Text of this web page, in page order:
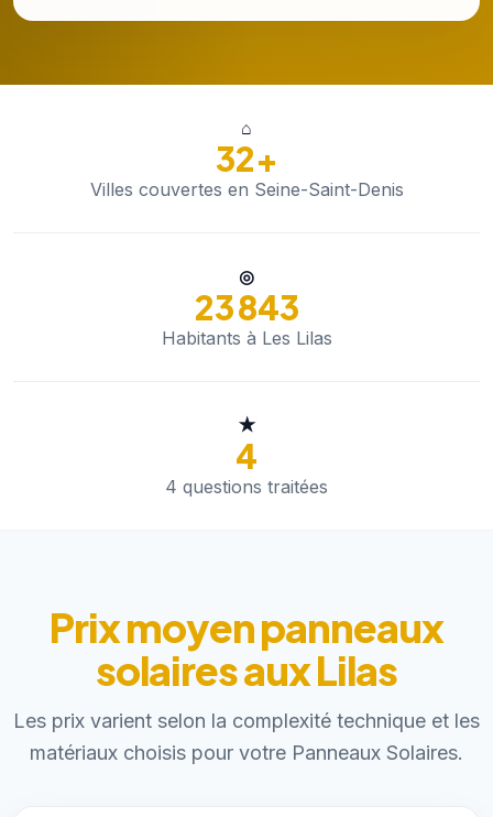
⌂
32+
Villes couvertes en Seine-Saint-Denis
◎
23 843
Habitants à Les Lilas
★
4
4 questions traitées
Prix moyen panneaux
solaires aux Lilas
Les prix varient selon la complexité technique et les
matériaux choisis pour votre Panneaux Solaires.